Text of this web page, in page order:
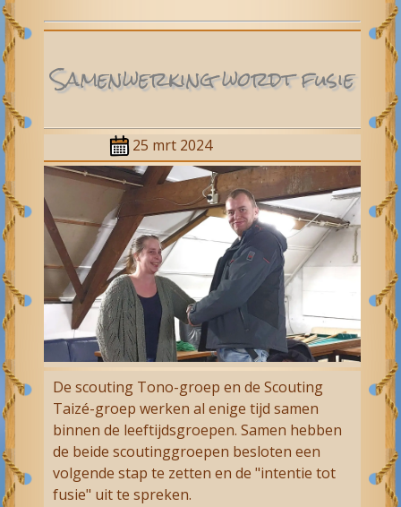
Samenwerking wordt fusie
25 mrt 2024
De scouting Tono-groep en de Scouting
Taizé-groep werken al enige tijd samen
binnen de leeftijdsgroepen. Samen hebben
de beide scoutinggroepen besloten een
volgende stap te zetten en de "intentie tot
fusie" uit te spreken.